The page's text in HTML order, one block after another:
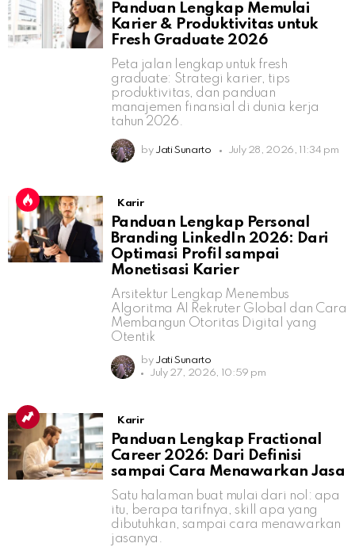
Panduan Lengkap Memulai
Karier & Produktivitas untuk
Fresh Graduate 2026
Peta jalan lengkap untuk fresh
graduate: Strategi karier, tips
produktivitas, dan panduan
manajemen finansial di dunia kerja
tahun 2026.
by Jati Sunarto July 28, 2026, 11:34 pm
Karir
Panduan Lengkap Personal
Branding LinkedIn 2026: Dari
Optimasi Profil sampai
Monetisasi Karier
Arsitektur Lengkap Menembus
Algoritma AI Rekruter Global dan Cara
Membangun Otoritas Digital yang
Otentik
by Jati Sunarto
July 27, 2026, 10:59 pm
Karir
Panduan Lengkap Fractional
Career 2026: Dari Definisi
sampai Cara Menawarkan Jasa
Satu halaman buat mulai dari nol: apa
itu, berapa tarifnya, skill apa yang
dibutuhkan, sampai cara menawarkan
jasanya.